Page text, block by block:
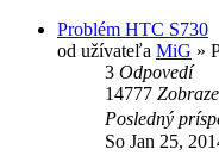
Problém HTC S730
od užívateľa MiG »
3 Odpovedí
14777
Posledný
So Jan 25,